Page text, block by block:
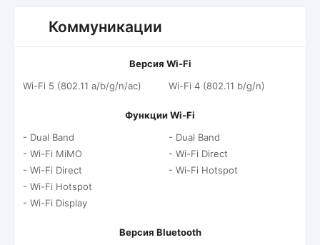
Коммуникации
Версия Wi-Fi
Wi-Fi 5 (802.11 a/b/g/n/ac)
Wi-Fi 4 (802.11 b/g/n)
Функции Wi-Fi
- Dual Band
- Wi-Fi MiMO
- Wi-Fi Direct
- Wi-Fi Hotspot
- Wi-Fi Display
- Dual Band
- Wi-Fi Direct
- Wi-Fi Hotspot
Версия Bluetooth